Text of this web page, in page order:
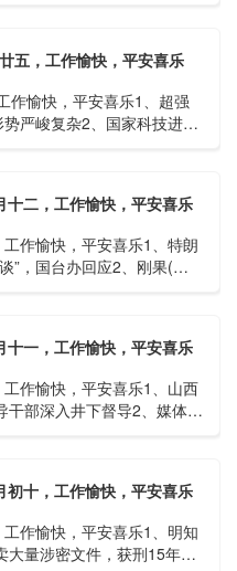
五，工作愉快，平安喜乐
作愉快，平安喜乐1、超强
严峻复杂2、国家科技进步
二，工作愉快，平安喜乐
作愉快，平安喜乐1、特朗
”，国台办回应2、刚果(金)
一，工作愉快，平安喜乐
作愉快，平安喜乐1、山西
干部深入井下督导2、媒体：
十，工作愉快，平安喜乐
作愉快，平安喜乐1、明知
大量涉密文件，获刑15年